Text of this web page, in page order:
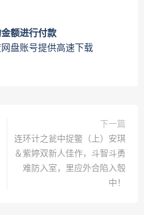
额进行付款
盘账号提供高速下载
下一篇
连环计之瓮中捉鳖（上）安琪
＆紫婷双新人佳作，斗智斗勇
难防入室，里应外合陷入彀
中！